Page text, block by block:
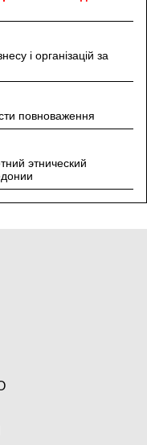
і організацій за
повноваження
этнический